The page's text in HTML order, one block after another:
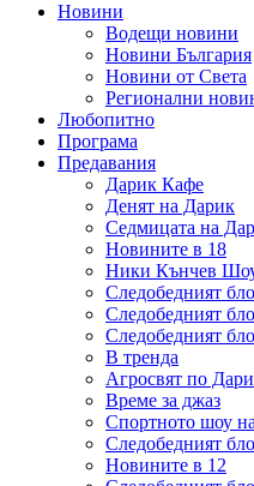
Новини
Водещи новини
Новини България
Новини от Света
Регионални
Любопитно
Програма
Предавания
Дарик Кафе
Денят на Дарик
Седмицата на
Новините в 18
Ники Кънчев
Следобедният
Следобедният
Следобедният
В тренда
Агросвят по
Време за джаз
Спортното шоу
Следобедният
Новините в 12